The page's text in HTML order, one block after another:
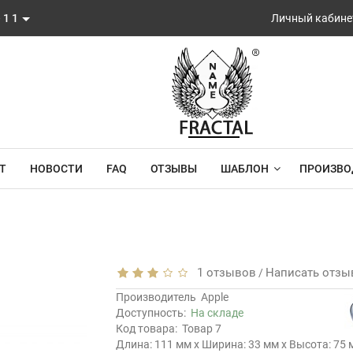
Личный
НОВОСТИ FAQ ОТЗЫВЫ ШАБЛОН
1 отзывов / Написать
Производитель Apple
Доступность: На складе
Код товара: Товар 7
Длина: 111 мм x Ширина: 33 мм x Высота: 75